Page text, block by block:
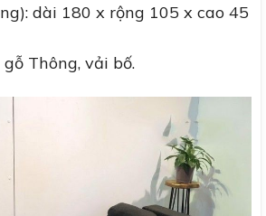
dài 180 x rộng 105 x cao 45
Thông, vải bố.